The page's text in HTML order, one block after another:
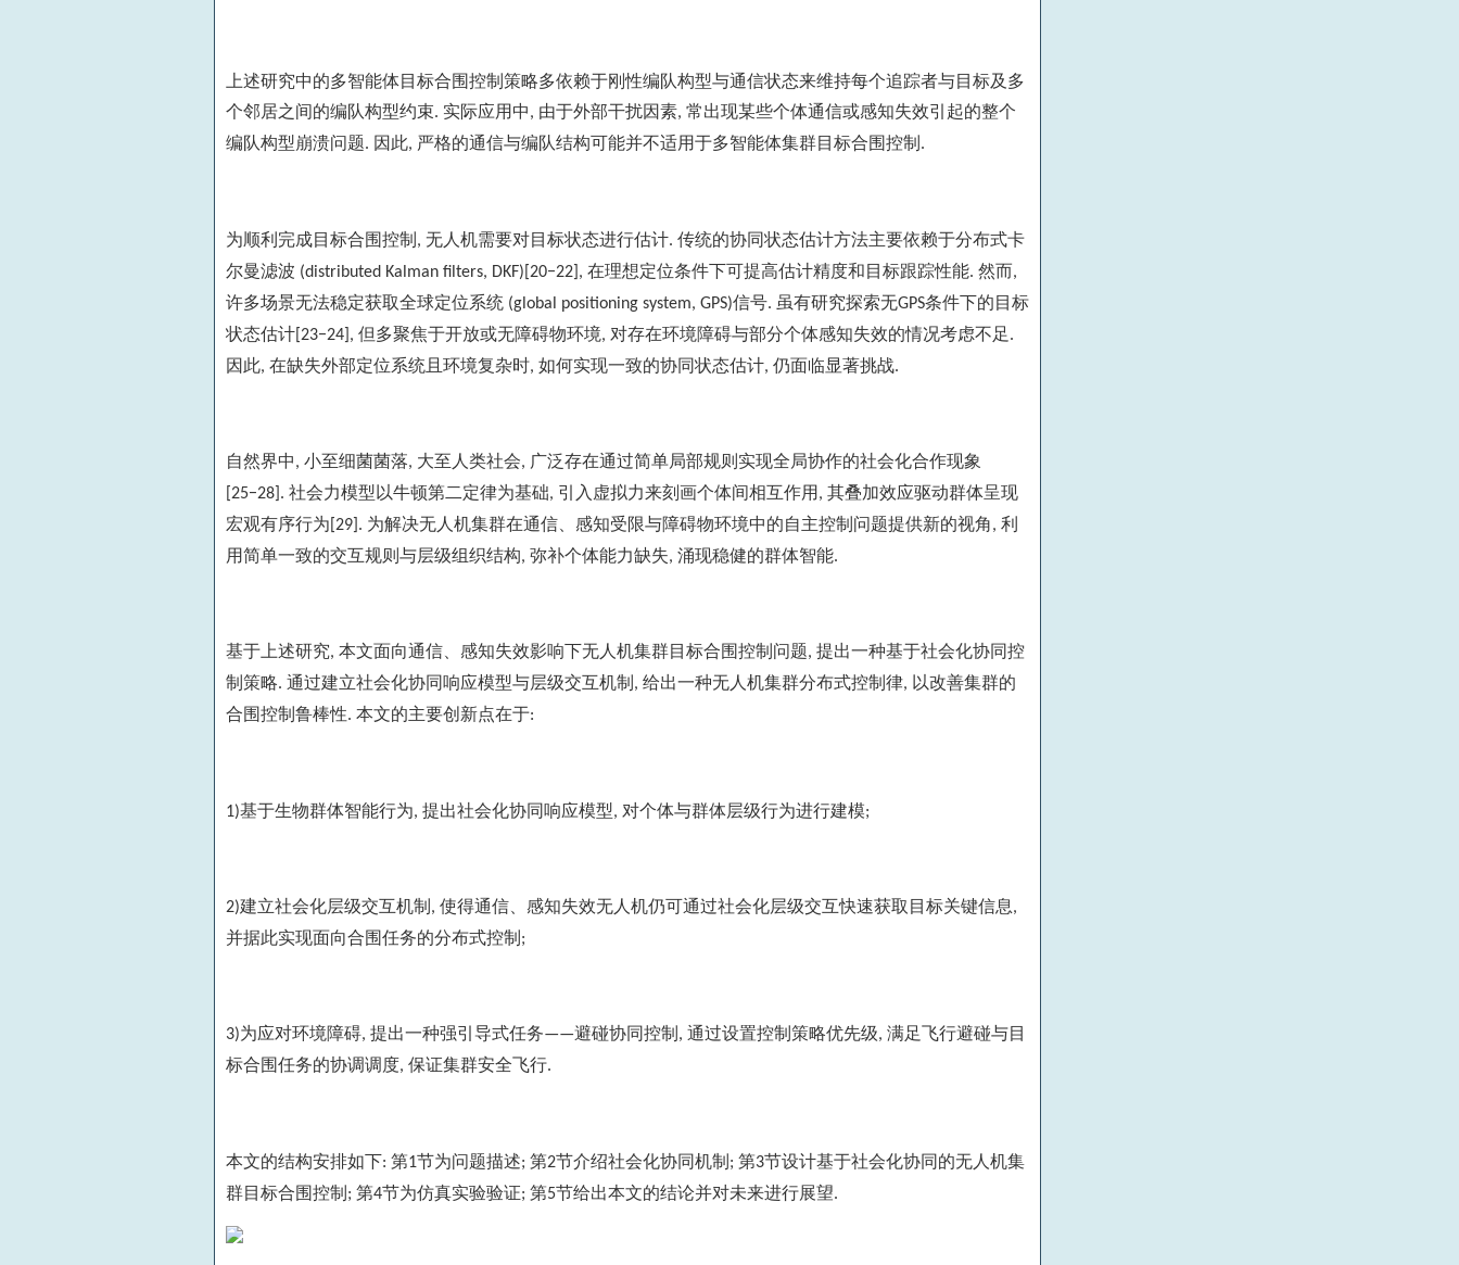
上述研究中的多智能体目标合围控制策略多依赖于刚性编队构型与通信状态来维持每个追踪者与目标及多
个邻居之间的编队构型约束. 实际应用中, 由于外部干扰因素, 常出现某些个体通信或感知失效引起的整个
编队构型崩溃问题. 因此, 严格的通信与编队结构可能并不适用于多智能体集群目标合围控制 .
为顺利完成目标合围控制 , 无人机需要对目标状态进行估计. 传统的协同状态估计方法主要依赖于分布式卡
尔曼滤波 (distributed Kalman filters, DKF)[20−22], 在理想定位条件下可提高估计精度和目标跟踪性能. 然而,
许多场景无法稳定获取全球定位系统 (global positioning system, GPS)信号. 虽有研究探索无GPS条件下的目标
状态估计 [23−24], 但多聚焦于开放或无障碍物环境, 对存在环境障碍与部分个体感知失效的情况考虑不足.
因此, 在缺失外部定位系统且环境复杂时, 如何实现一致的协同状态估计, 仍面临显著挑战.
自然界中, 小至细菌菌落, 大至人类社会, 广泛存在通过简单局部规则实现全局协作的社会化合作现象
[25−28]. 社会力模型以牛顿第二定律为基础, 引入虚拟力来刻画个体间相互作用 , 其叠加效应驱动群体呈现
宏观有序行为 [29]. 为解决无人机集群在通信、感知受限与障碍物环境中的自主控制问题提供新的视角, 利
用简单一致的交互规则与层级组织结构, 弥补个体能力缺失, 涌现稳健的群体智能.
基于上述研究, 本文面向通信、感知失效影响下无人机集群目标合围控制问题, 提出一种基于社会化协同控
制策略. 通过建立社会化协同响应模型与层级交互机制 , 给出一种无人机集群分布式控制律, 以改善集群的
合围控制鲁棒性. 本文的主要创新点在于:
1)基于生物群体智能行为, 提出社会化协同响应模型, 对个体与群体层级行为进行建模;
2)建立社会化层级交互机制 , 使得通信、感知失效无人机仍可通过社会化层级交互快速获取目标关键信息,
并据此实现面向合围任务的分布式控制 ;
3)为应对环境障碍, 提出一种强引导式任务——避碰协同控制 , 通过设置控制策略优先级, 满足飞行避碰与目
标合围任务的协调调度, 保证集群安全飞行.
本文的结构安排如下: 第1节为问题描述; 第2节介绍社会化协同机制 ; 第3节设计基于社会化协同的无人机集
群目标合围控制 ; 第4节为仿真实验验证; 第5节给出本文的结论并对未来进行展望.